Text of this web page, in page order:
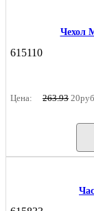
Чехол
615110
Цена: 263.93 20руб.